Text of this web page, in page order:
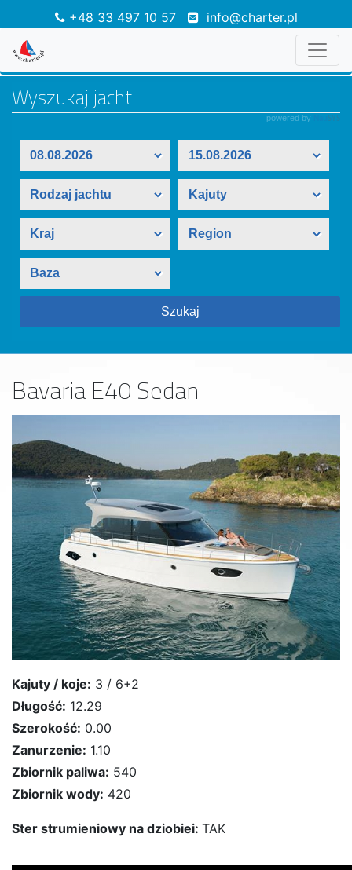
+48 33 497 10 57 info@charter.pl
Bavaria E40 Sedan
Kajuty / koje: 3 / 6+2
Długość: 12.29
Szerokość: 0.00
Zanurzenie: 1.10
Zbiornik paliwa: 540
Zbiornik wody: 420
Ster strumieniowy na dziobiei: TAK